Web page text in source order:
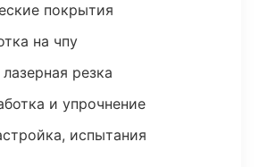
покрытия
на чпу
резка
и упрочнение
испытания